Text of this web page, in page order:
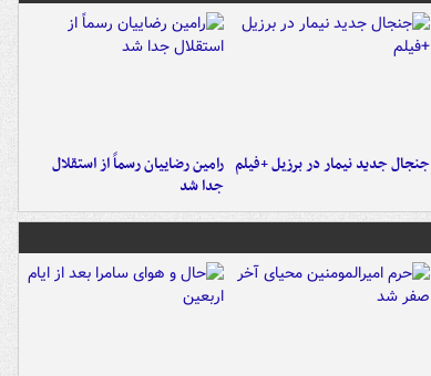
جنجال جدید نیمار در برزیل +فیلم رامین رضاییان رسماً از استقلال
جدا شد